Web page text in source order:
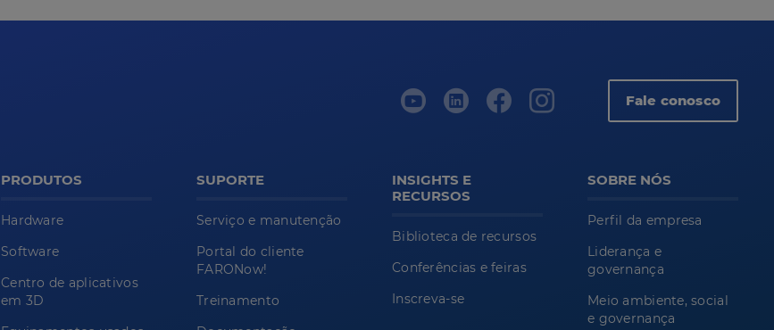
Fale conosco
PRODUTOS
Hardware
Software
Centro de aplicativos
em 3D
SUPORTE
Serviço e manutenção
Portal do cliente
FARONow!
Treinamento
INSIGHTS E
RECURSOS
Biblioteca de recursos
Conferências e feiras
Inscreva-se
SOBRE NÓS
Perfil da empresa
Liderança e
governança
Meio ambiente, social
e governança